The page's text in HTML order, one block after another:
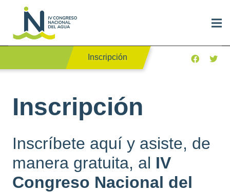
Inscripción
Inscripción
Inscríbete aquí y asiste, de
manera gratuita, al IV
Congreso Nacional del